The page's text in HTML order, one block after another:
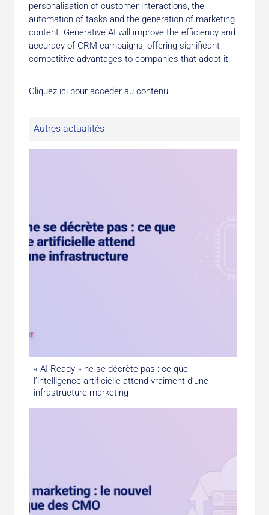
personalisation of customer interactions, the
automation of tasks and the generation of marketing
content. Generative AI will improve the efficiency and
accuracy of CRM campaigns, offering significant
competitive advantages to companies that adopt it.
Cliquez ici pour accéder au contenu
Autres actualités
« AI Ready » ne se décrète pas : ce que
l’intelligence artificielle attend vraiment d’une
infrastructure marketing